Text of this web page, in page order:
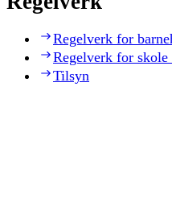
Regelverk for
Regelverk for
Tilsyn